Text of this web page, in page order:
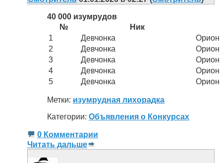
40 000 изумрудов
№
Ник
1
Девчонка
Орион
2
Девчонка
Орион
3
Девчонка
Орион
4
Девчонка
Орион
5
Девчонка Орион
Метки: изумрудная лихорадка
Категории: Объявления о Конкурсах
0 Комментарии
Читать дальше